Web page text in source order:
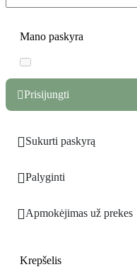
Mano paskyra
Prisijungti
Sukurti paskyrą
Palyginti
Apmokėjimas už prekes
Krepšelis